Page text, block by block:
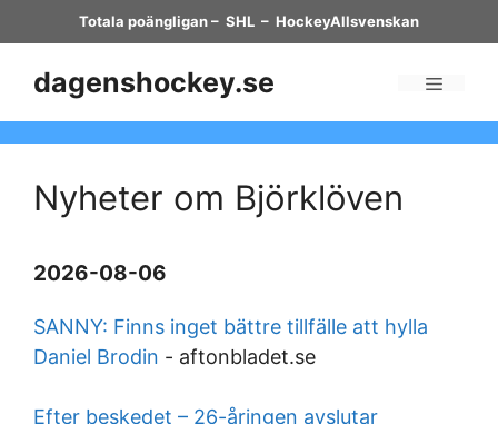
to
content
Totala poängligan– SHL – HockeyAllsvenskan
dagenshockey.se
Nyheter om Björklöven
2026-08-06
SANNY: Finns inget bättre tillfälle att hylla
Daniel Brodin - aftonbladet.se
Efter beskedet – 26-åringen avslutar